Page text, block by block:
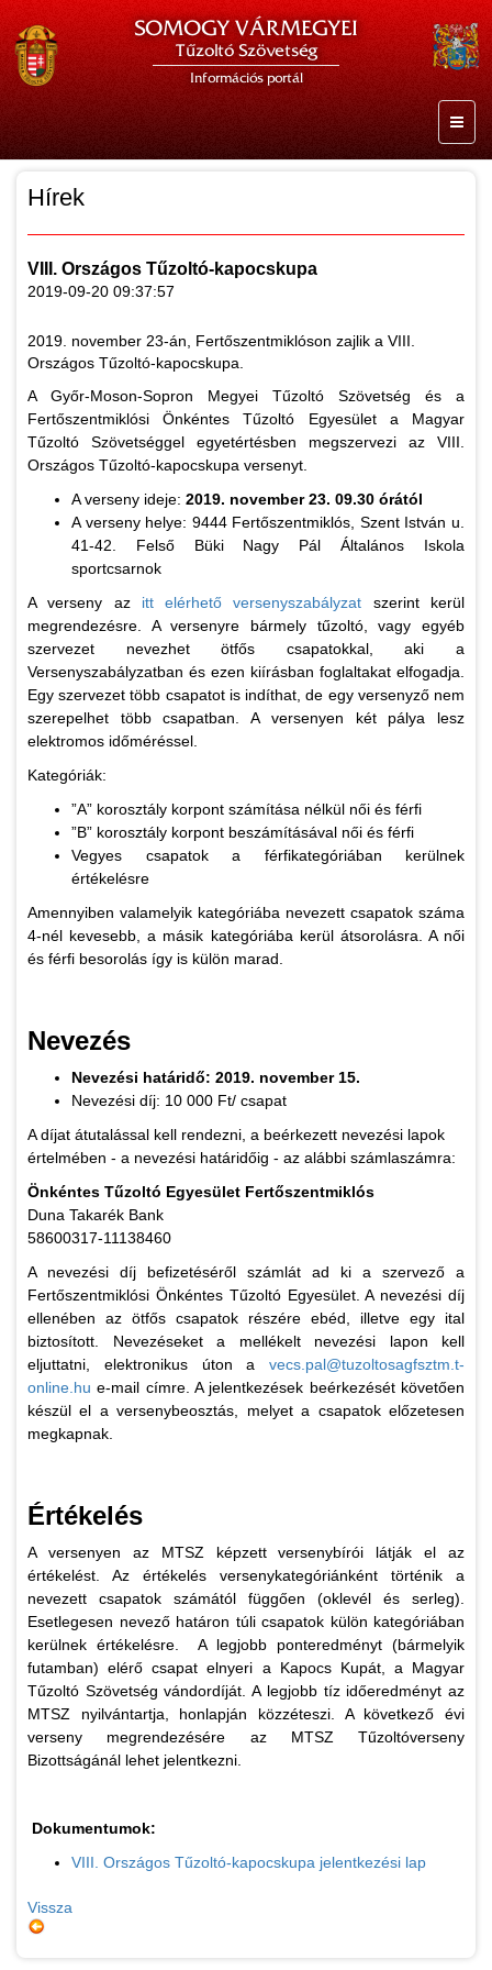
SOMOGY VÁRMEGYEI
Tűzoltó Szövetség
Információs portál
Hírek
VIII. Országos Tűzoltó-kapocskupa
2019-09-20 09:37:57
2019. november 23-án, Fertőszentmiklóson zajlik a VIII.
Országos Tűzoltó-kapocskupa.
A Győr-Moson-Sopron Megyei Tűzoltó Szövetség és a
Fertőszentmiklósi Önkéntes Tűzoltó Egyesület a Magyar
Tűzoltó Szövetséggel egyetértésben megszervezi az VIII.
Országos Tűzoltó-kapocskupa versenyt.
A verseny ideje: 2019. november 23. 09.30 órától
A verseny helye: 9444 Fertőszentmiklós, Szent István u.
41-42. Felső Büki Nagy Pál Általános Iskola
sportcsarnok
A verseny az itt elérhető versenyszabályzat szerint kerül
megrendezésre. A versenyre bármely tűzoltó, vagy egyéb
szervezet nevezhet ötfős csapatokkal, aki a
Versenyszabályzatban és ezen kiírásban foglaltakat elfogadja.
Egy szervezet több csapatot is indíthat, de egy versenyző nem
szerepelhet több csapatban. A versenyen két pálya lesz
elektromos időméréssel.
Kategóriák:
”A” korosztály korpont számítása nélkül női és férfi
”B” korosztály korpont beszámításával női és férfi
Vegyes csapatok a férfikategóriában kerülnek
értékelésre
Amennyiben valamelyik kategóriába nevezett csapatok száma
4-nél kevesebb, a másik kategóriába kerül átsorolásra. A női
és férfi besorolás így is külön marad.
Nevezés
Nevezési határidő: 2019. november 15.
Nevezési díj: 10 000 Ft/ csapat
A díjat átutalással kell rendezni, a beérkezett nevezési lapok
értelmében - a nevezési határidőig - az alábbi számlaszámra:
Önkéntes Tűzoltó Egyesület Fertőszentmiklós
Duna Takarék Bank
58600317-11138460
A nevezési díj befizetéséről számlát ad ki a szervező a
Fertőszentmiklósi Önkéntes Tűzoltó Egyesület. A nevezési díj
ellenében az ötfős csapatok részére ebéd, illetve egy ital
biztosított. Nevezéseket a mellékelt nevezési lapon kell
eljuttatni, elektronikus úton a vecs.pal@tuzoltosagfsztm.t-
online.hu e-mail címre. A jelentkezések beérkezését követően
készül el a versenybeosztás, melyet a csapatok előzetesen
megkapnak.
Értékelés
A versenyen az MTSZ képzett versenybírói látják el az
értékelést. Az értékelés versenykategóriánként történik a
nevezett csapatok számától függően (oklevél és serleg).
Esetlegesen nevező határon túli csapatok külön kategóriában
kerülnek értékelésre. A legjobb ponteredményt (bármelyik
futamban) elérő csapat elnyeri a Kapocs Kupát, a Magyar
Tűzoltó Szövetség vándordíját. A legjobb tíz időeredményt az
MTSZ nyilvántartja, honlapján közzéteszi. A következő évi
verseny megrendezésére az MTSZ Tűzoltóverseny
Bizottságánál lehet jelentkezni.
Dokumentumok:
VIII. Országos Tűzoltó-kapocskupa jelentkezési lap
Vissza